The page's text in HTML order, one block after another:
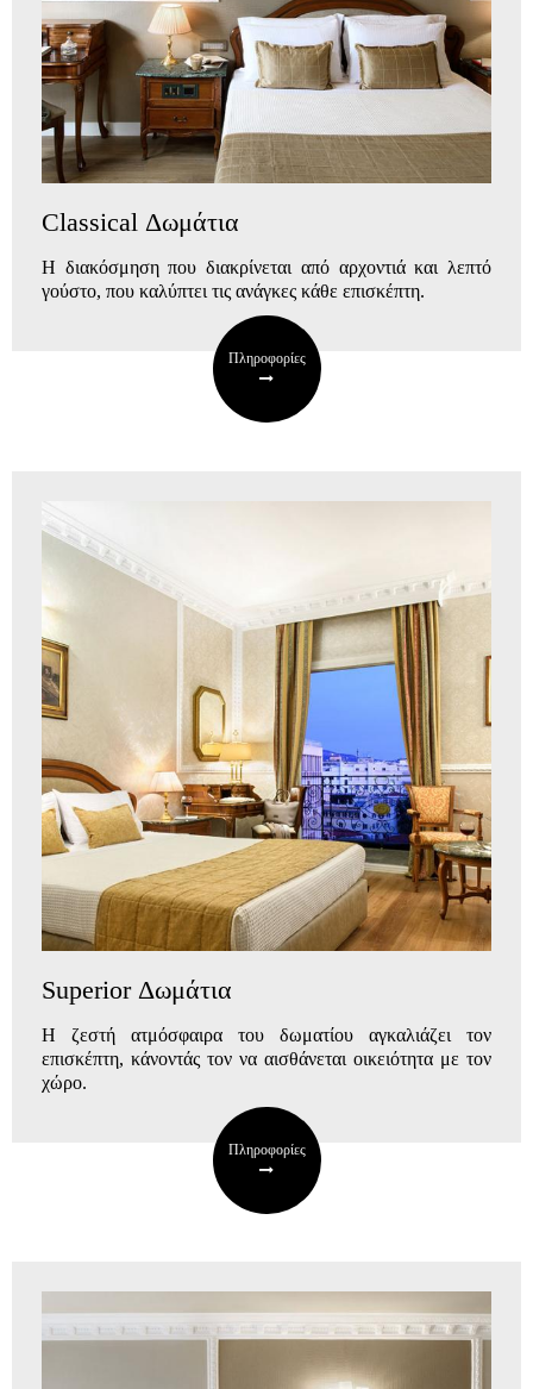
Classical Δωμάτια
Η διακόσμηση που διακρίνεται από αρχοντιά και λεπτό
γούστο, που καλύπτει τις ανάγκες κάθε επισκέπτη.
Πληροφορίες
Superior Δωμάτια
Η ζεστή ατμόσφαιρα του δωματίου αγκαλιάζει τον
επισκέπτη, κάνοντάς τον να αισθάνεται οικειότητα με τον
χώρο.
Πληροφορίες